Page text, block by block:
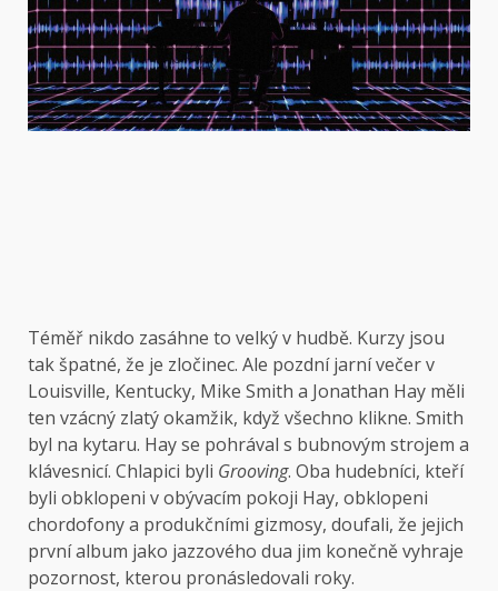
Téměř nikdo zasáhne to velký v hudbě. Kurzy jsou
tak špatné, že je zločinec. Ale pozdní jarní večer v
Louisville, Kentucky, Mike Smith a Jonathan Hay měli
ten vzácný zlatý okamžik, když všechno klikne. Smith
byl na kytaru. Hay se pohrával s bubnovým strojem a
klávesnicí. Chlapici byli Grooving. Oba hudebníci, kteří
byli obklopeni v obývacím pokoji Hay, obklopeni
chordofony a produkčními gizmosy, doufali, že jejich
první album jako jazzového dua jim konečně vyhraje
pozornost, kterou pronásledovali roky.